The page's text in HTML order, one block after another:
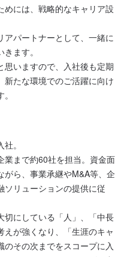
めには、戦略的なキャリア設
パートナーとして、一緒に
ます。
思いますので、入社後も定期
新たな環境でのご活躍に向け
。
業まで約60社を担当。資金面
がら、事業承継やM&A等、企
ソリューションの提供に従
切にしている「人」、「中長
が強くなり、「生涯のキャ
のその次までをスコープに入